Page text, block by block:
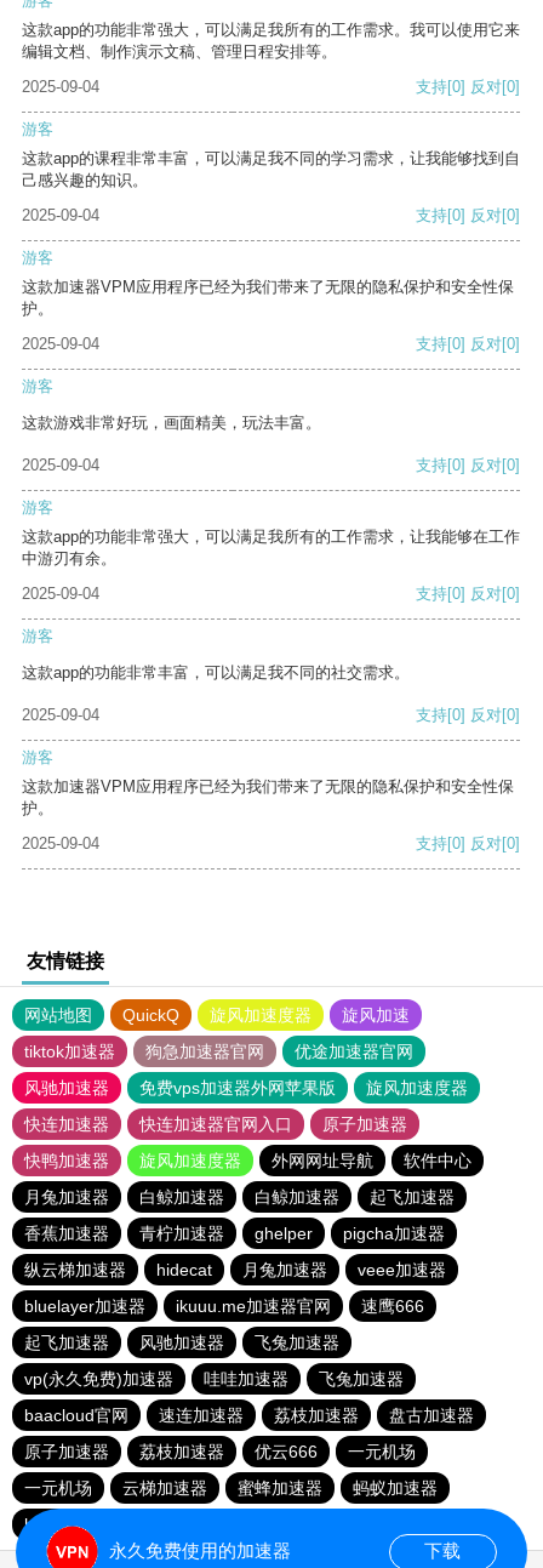
这款app的功能非常强大，可以满足我所有的工作需求。我可以使用它来
编辑文档、制作演示文稿、管理日程安排等。
2025-09-04
支持[0] 反对[0]
游客
这款app的课程非常丰富，可以满足我不同的学习需求，让我能够找到自
己感兴趣的知识。
2025-09-04
支持[0] 反对[0]
游客
这款加速器VPM应用程序已经为我们带来了无限的隐私保护和安全性保
护。
2025-09-04
支持[0] 反对[0]
游客
这款游戏非常好玩，画面精美，玩法丰富。
2025-09-04 支持[0] 反对[0]
游客
这款app的功能非常强大，可以满足我所有的工作需求，让我能够在工作
中游刃有余。
2025-09-04
支持[0] 反对[0]
游客
这款app的功能非常丰富，可以满足我不同的社交需求。
2025-09-04 支持[0] 反对[0]
游客
这款加速器VPM应用程序已经为我们带来了无限的隐私保护和安全性保
护。
2025-09-04
支持[0] 反对[0]
友情链接
网站地图 QuickQ 旋风加速度器
旋风加速
tiktok加速器
狗急加速器官网
优途加速器官网
风驰加速器
免费vps加速器外网苹果版
旋风加速度器
快连加速器
快连加速器官网入口
原子加速器
快鸭加速器
旋风加速度器 外网网址导航
软件中心
月兔加速器
白鲸加速器 白鲸加速器
起飞加速器
香蕉加速器
青柠加速器 ghelper
pigcha加速器
纵云梯加速器
hidecat 月兔加速器
veee加速器
bluelayer加速器
ikuuu.me加速器官网
速鹰666
起飞加速器
风驰加速器
飞兔加速器
vp(永久免费)加速器
哇哇加速器
飞兔加速器
baacloud官网
速连加速器 荔枝加速器
盘古加速器
原子加速器
荔枝加速器 优云666
一元机场
一元机场
云梯加速器 蜜蜂加速器
蚂蚁加速器
hammer加速器
永久免费使用的加速器 下载